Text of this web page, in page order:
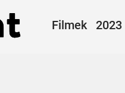
Filmek 2023